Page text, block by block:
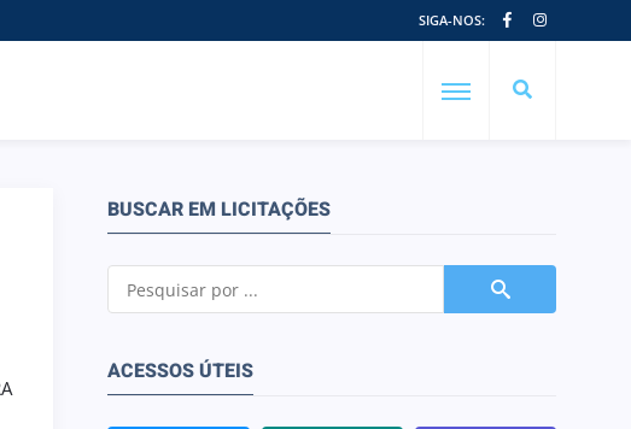
SIGA-NOS:
BUSCAR EM LICITAÇÕES
ACESSOS ÚTEIS